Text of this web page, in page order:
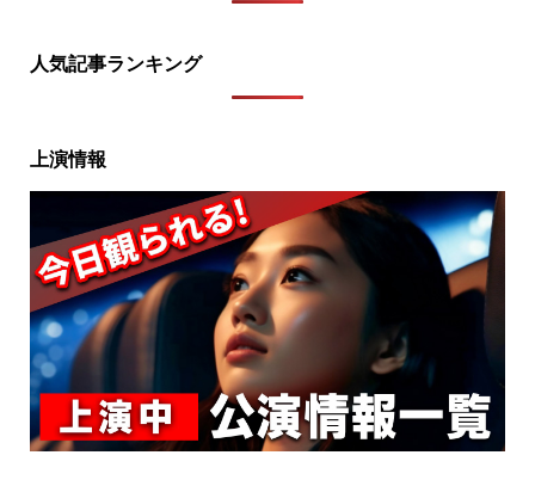
人気記事ランキング
上演情報